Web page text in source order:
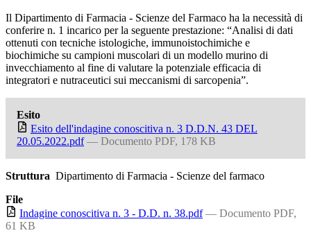
Il Dipartimento di Farmacia - Scienze del Farmaco ha la necessità di
conferire n. 1 incarico per la seguente prestazione: “Analisi di dati
ottenuti con tecniche istologiche, immunoistochimiche e
biochimiche su campioni muscolari di un modello murino di
invecchiamento al fine di valutare la potenziale efficacia di
integratori e nutraceutici sui meccanismi di sarcopenia”.
Esito
Esito dell'indagine conoscitiva n. 3 D.D.N. 43 DEL
20.05.2022.pdf — Documento PDF, 178 KB
Struttura Dipartimento di Farmacia - Scienze del farmaco
File
Indagine conoscitiva n. 3 - D.D. n. 38.pdf — Documento PDF,
61 KB